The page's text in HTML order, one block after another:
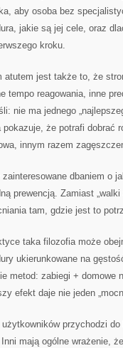
aby osoba bez
jakie są jej cele, oraz
kroku.
atutem jest także to, że
tempo reagowania, inne
nie ma jednego
pokazuje, że potrafi dobrać
innym razem
zainteresowane dbaniem o
prewencją. Zamiast
tam, gdzie jest to
taka filozofia może
ukierunkowane na
metod: zabiegi + domowe
efekt daje nie jeden
przychodzi
Inni mają ogólne wrażenie,